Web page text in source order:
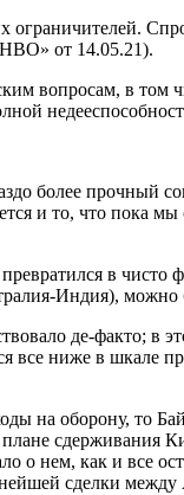
от 14.05.21).
вопросам, в
более прочный
и то, что пока
в чисто
Индия),
де-факто;
ниже в шкале
на оборону, то
сдерживания
о нем, как и все
сделки